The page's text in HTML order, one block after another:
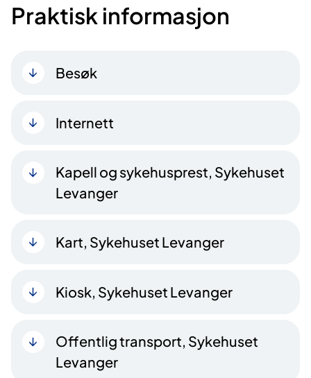
Praktisk informasjon
Besøk
Internett
Kapell og sykehusprest, Sykehuset
Levanger
Kart, Sykehuset Levanger
Kiosk, Sykehuset Levanger
Offentlig transport, Sykehuset
Levanger